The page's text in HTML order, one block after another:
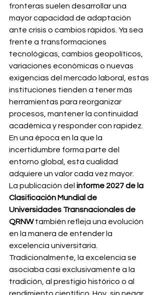
fronteras suelen desarrollar una
mayor capacidad de adaptación
ante crisis o cambios rápidos. Ya sea
frente a transformaciones
tecnológicas, cambios geopolíticos,
variaciones económicas o nuevas
exigencias del mercado laboral, estas
instituciones tienden a tener más
herramientas para reorganizar
procesos, mantener la continuidad
académica y responder con rapidez.
En una época en la que la
incertidumbre forma parte del
entorno global, esta cualidad
adquiere un valor cada vez mayor.
La publicación del informe 2027 de la
Clasificación Mundial de
Universidades Transnacionales de
QRNW también refleja una evolución
en la manera de entender la
excelencia universitaria.
Tradicionalmente, la excelencia se
asociaba casi exclusivamente a la
tradición, al prestigio histórico o al